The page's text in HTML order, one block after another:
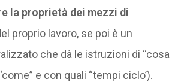
la proprietà dei mezzi di
proprio lavoro, se poi è un
che dà le istruzioni di “cosa
e con quali “tempi ciclo’).